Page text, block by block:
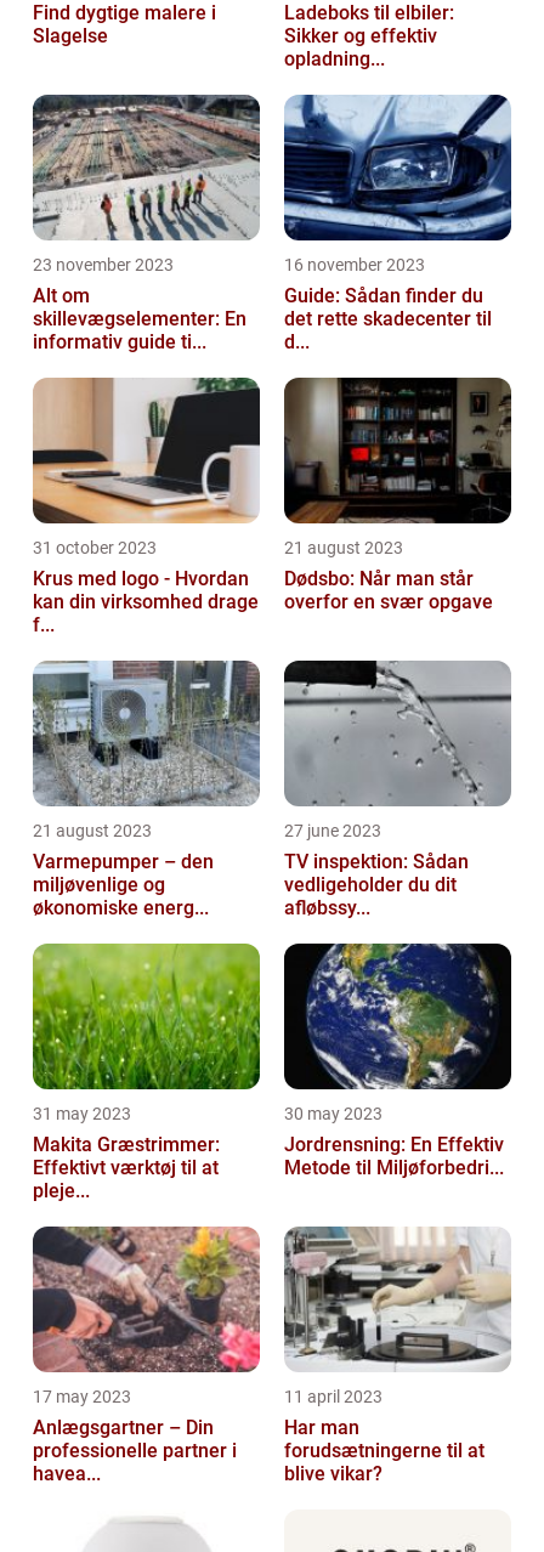
Find dygtige malere i
Slagelse
Ladeboks til elbiler:
Sikker og effektiv
opladning...
23 november 2023
Alt om
skillevægselementer: En
informativ guide ti...
16 november 2023
Guide: Sådan finder du
det rette skadecenter til
d...
31 october 2023
Krus med logo - Hvordan
kan din virksomhed drage
f...
21 august 2023
Dødsbo: Når man står
overfor en svær opgave
21 august 2023
Varmepumper – den
miljøvenlige og
økonomiske energ...
27 june 2023
TV inspektion: Sådan
vedligeholder du dit
afløbssy...
31 may 2023
Makita Græstrimmer:
Effektivt værktøj til at
pleje...
30 may 2023
Jordrensning: En Effektiv
Metode til Miljøforbedri...
17 may 2023
Anlægsgartner – Din
professionelle partner i
havea...
11 april 2023
Har man
forudsætningerne til at
blive vikar?